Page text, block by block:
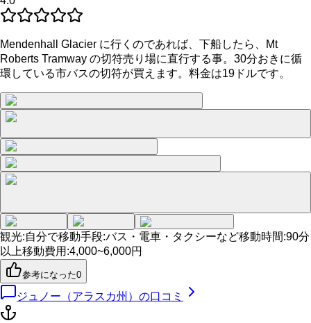
Mendenhall Glacier に行くのであれば、下船したら、Mt
Roberts Tramway の切符売り場に直行する事。30分おきに循
環している市バスの切符が買えます。料金は19ドルです。
観光:自分で移動手段:バス・電車・タクシーなど移動時間:90分
以上移動費用 :4,000~6,000円
参考になった0
ジュノー（アラスカ州） の口コミ